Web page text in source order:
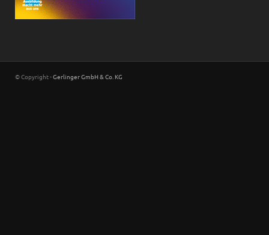
© Copyright -Gerlinger GmbH & Co. KG